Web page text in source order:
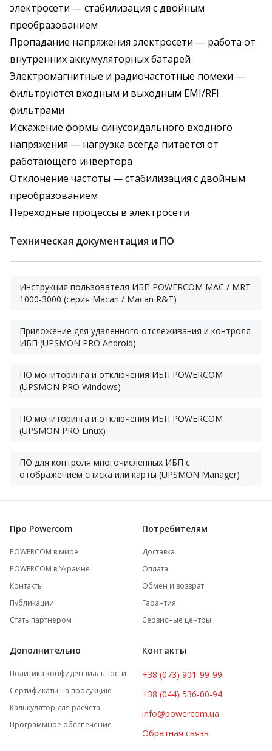
электросети — стабилизация с двойным
преобразованием
Пропадание напряжения электросети — работа от
внутренних аккумуляторных батарей
Электромагнитные и радиочастотные помехи —
фильтруются входным и выходным EMI/RFI
фильтрами
Искажение формы синусоидального входного
напряжения — нагрузка всегда питается от
работающего инвертора
Отклонение частоты — стабилизация с двойным
преобразованием
Переходные процессы в электросети
Техническая документация и ПО
Инструкция пользователя ИБП POWERCOM MAC / MRT
1000-3000 (серия Macan / Macan R&T)
Приложение для удаленного отслеживания и контроля
ИБП (UPSMON PRO Android)
ПО мониторинга и отключения ИБП POWERCOM
(UPSMON PRO Windows)
ПО мониторинга и отключения ИБП POWERCOM
(UPSMON PRO Linux)
ПО для контроля многочисленных ИБП с
отображением списка или карты (UPSMON Manager)
Про Powercom
POWERCOM в мире
POWERCOM в Украине
Контакты
Публикации
Стать партнером
Потребителям
Доставка
Оплата
Обмен и возврат
Гарантия
Сервисные центры
Дополнительно
Политика конфиденциальности
Сертификаты на продукцию
Калькулятор для расчета
Программное обеспечение
Контакты
+38 (073) 901-99-99
+38 (044) 536-00-94
info@powercom.ua
Обратная связь